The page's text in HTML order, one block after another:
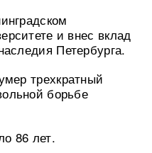
и внес вклад
Петербурга.
трехкратный
борьбе
86 лет.